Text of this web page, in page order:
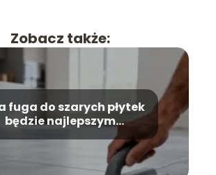
Zobacz także:
fuga do szarych płytek
będzie najlepszym